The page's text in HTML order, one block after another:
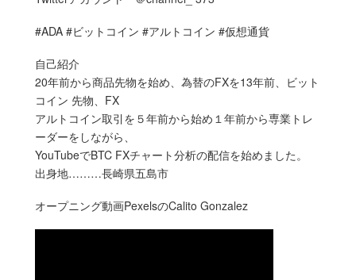
#ADA #ビットコイン #アルトコイン #仮想通貨
自己紹介
20年前から商品先物を始め、為替のFXを13年前、ビット
コイン 先物、FX
アルトコイン取引を５年前から始め１年前から専業トレ
ーダーをしながら、
YouTubeでBTC FXチャート分析の配信を始めました。
出身地………長崎県五島市
オープニング動画PexelsのCalito Gonzalez